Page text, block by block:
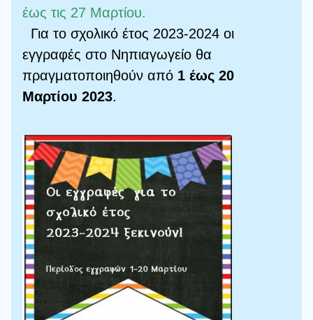
έως τις 27 Μαρτίου.
Για το σχολικό έτος 2023-2024 οι
εγγραφές στο Νηπιαγωγείο θα
πραγματοποιηθούν από 1 έως 20
Μαρτίου 2023.